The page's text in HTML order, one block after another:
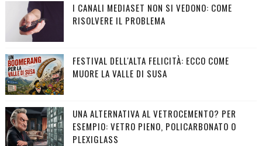
I CANALI MEDIASET NON SI VEDONO: COME
RISOLVERE IL PROBLEMA
FESTIVAL DELL'ALTA FELICITÀ: ECCO COME
MUORE LA VALLE DI SUSA
UNA ALTERNATIVA AL VETROCEMENTO? PER
ESEMPIO: VETRO PIENO, POLICARBONATO O
PLEXIGLASS